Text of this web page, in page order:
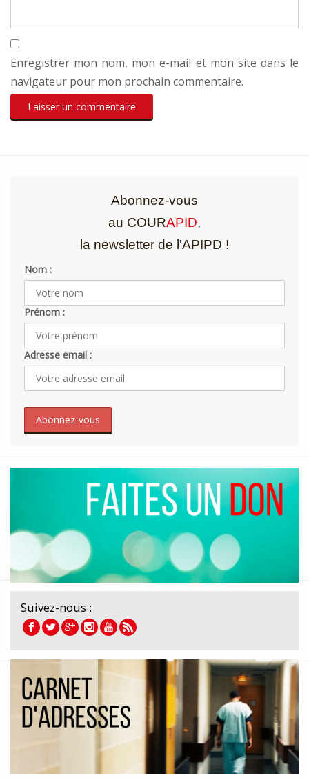
Enregistrer mon nom, mon e-mail et mon site dans le
navigateur pour mon prochain commentaire.
Abonnez-vous
au COURAPID,
la newsletter de l'APIPD !
Nom :
Prénom :
Adresse email :
Suivez-nous :